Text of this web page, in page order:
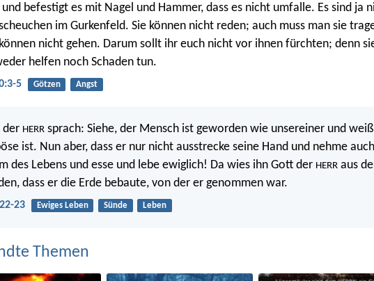
befestigt es mit Nagel und Hammer, dass es nicht umfalle. Es sind ja
im Gurkenfeld. Sie können nicht reden; auch muss man sie
nicht gehen. Darum sollt ihr euch nicht vor ihnen fürchten; denn
helfen noch Schaden tun.
5 Götzen Angst
der HERR sprach: Siehe, der Mensch ist geworden wie unsereiner und
ist. Nun aber, dass er nur nicht ausstrecke seine Hand und nehme
des Lebens und esse und lebe ewiglich! Da wies ihn Gott der HERR aus
dass er die Erde bebaute, von der er genommen war.
23 Ewiges Leben Sünde Leben
Themen